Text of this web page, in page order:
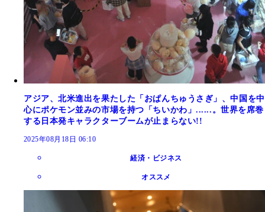
アジア、北米進出を果たした「おぱんちゅうさぎ」、中国を中
心にポケモン並みの市場を持つ「ちいかわ」......。世界を席巻
する日本発キャラクターブームが止まらない!!
2025年08月18日 06:10
経済・ビジネス
オススメ